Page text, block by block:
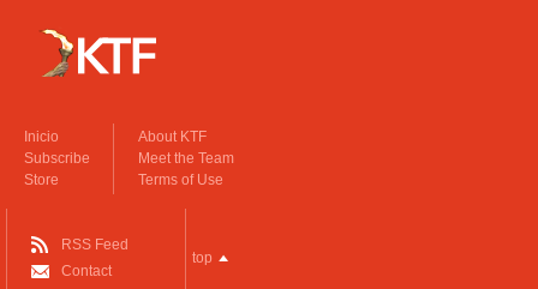
Inicio
Subscribe
Store
About KTF
Meet the Team
Terms of Use
RSS Feed
Contact
top